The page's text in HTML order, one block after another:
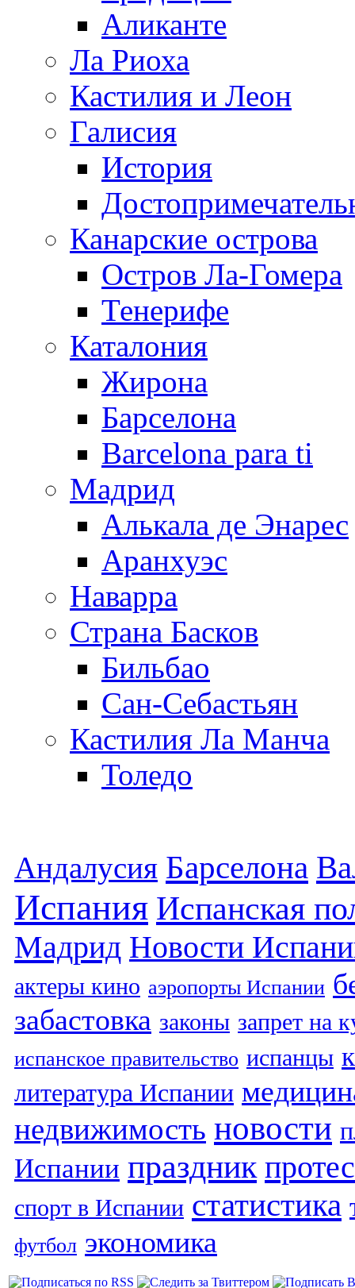
Аликанте
Ла Риоха
Кастилия и Леон
Галисия
История
Канарские острова
Остров Ла-Гомера
Тенерифе
Каталония
Жирона
Барселона
Barcelona para ti
Мадрид
Алькала де Энарес
Аранхуэс
Наварра
Страна Басков
Бильбао
Сан-Себастьян
Кастилия Ла Манча
Толедо
Андалусия Барселона
Испания Испанская
Мадрид Новости
актеры кино аэропорты Испании
забастовка законы запрет на
испанское правительство испанцы
литература Испании
недвижимость новости
Испании праздник
спорт в Испании статистика
футбол экономика